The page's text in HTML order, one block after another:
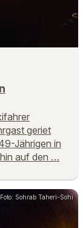
geriet
Jährigen in
auf den …
Foto: Sohrab Taheri-Sohi